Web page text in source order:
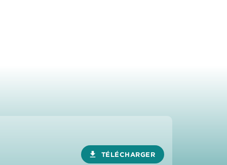
download TÉLÉCHARGER